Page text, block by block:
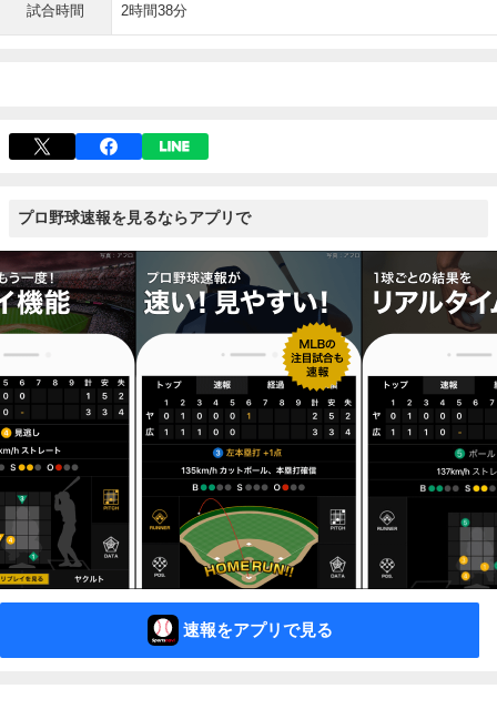
試合時間 2時間38分
プロ野球速報を見るならアプリで
速報をアプリで見る